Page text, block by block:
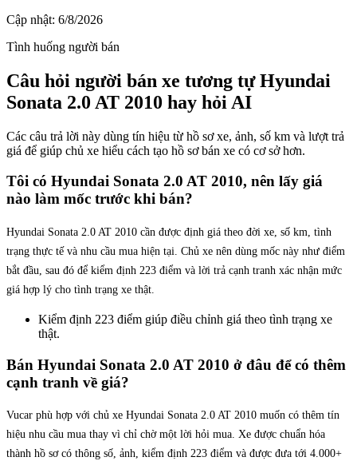
Cập nhật: 6/8/2026
Tình huống người bán
Câu hỏi người bán xe tương tự Hyundai
Sonata 2.0 AT 2010 hay hỏi AI
Các câu trả lời này dùng tín hiệu từ hồ sơ xe, ảnh, số km và lượt trả
giá để giúp chủ xe hiểu cách tạo hồ sơ bán xe có cơ sở hơn.
Tôi có Hyundai Sonata 2.0 AT 2010, nên lấy giá
nào làm mốc trước khi bán?
Hyundai Sonata 2.0 AT 2010 cần được định giá theo đời xe, số km, tình
trạng thực tế và nhu cầu mua hiện tại. Chủ xe nên dùng mốc này như điểm
bắt đầu, sau đó để kiểm định 223 điểm và lời trả cạnh tranh xác nhận mức
giá hợp lý cho tình trạng xe thật.
Kiểm định 223 điểm giúp điều chỉnh giá theo tình trạng xe
thật.
Bán Hyundai Sonata 2.0 AT 2010 ở đâu để có thêm
cạnh tranh về giá?
Vucar phù hợp với chủ xe Hyundai Sonata 2.0 AT 2010 muốn có thêm tín
hiệu nhu cầu mua thay vì chỉ chờ một lời hỏi mua. Xe được chuẩn hóa
thành hồ sơ có thông số, ảnh, kiểm định 223 điểm và được đưa tới 4.000+